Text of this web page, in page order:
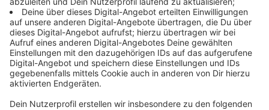
kommen.
Streaming-Dienst: Netflix
Anzeige